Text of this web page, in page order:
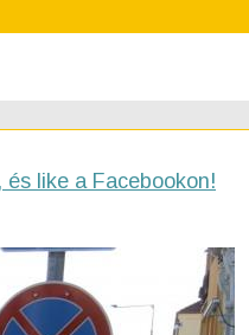
like a Facebookon!